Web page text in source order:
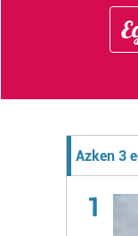
Azken 3
1